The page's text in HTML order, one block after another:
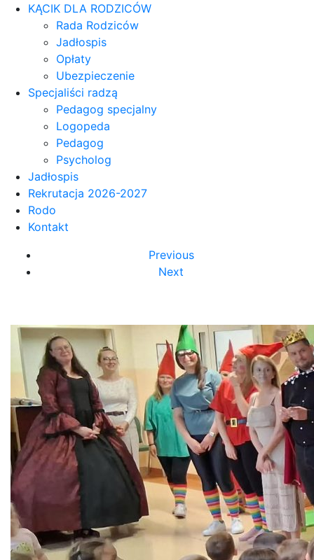
KĄCIK DLA RODZICÓW
Rada Rodziców
Jadłospis
Opłaty
Ubezpieczenie
Specjaliści radzą
Pedagog specjalny
Logopeda
Pedagog
Psycholog
Jadłospis
Rekrutacja 2026-2027
Rodo
Kontakt
Previous
Next